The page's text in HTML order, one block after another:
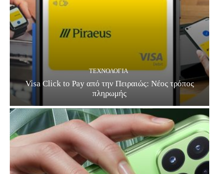
ΤΕΧΝΟΛΟΓΊΑ
Visa Click to Pay από την Πειραιώς: Νέος τρόπος
πληρωμής